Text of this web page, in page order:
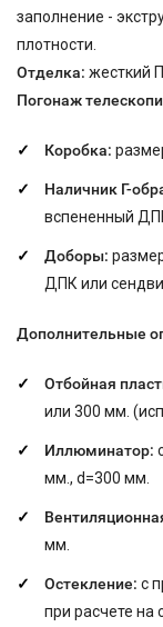
заполнение -
плотности.
Отделка: жесткий
Погонаж
Коробка:
Наличник Г-
вспененный
Доборы:
ДПК или
Дополнительные
Отбойная
или 300 мм . (
Иллюминатор:
мм., d=300 мм.
мм.
Остекление: с
при расчете на